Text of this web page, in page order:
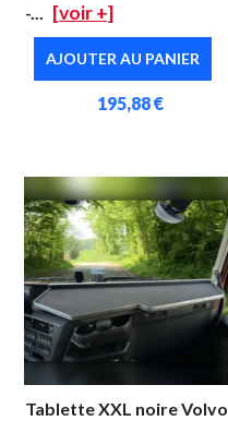
-... [voir +]
AJOUTER AU PANIER
195,88 €
Tablette XXL noire Volvo